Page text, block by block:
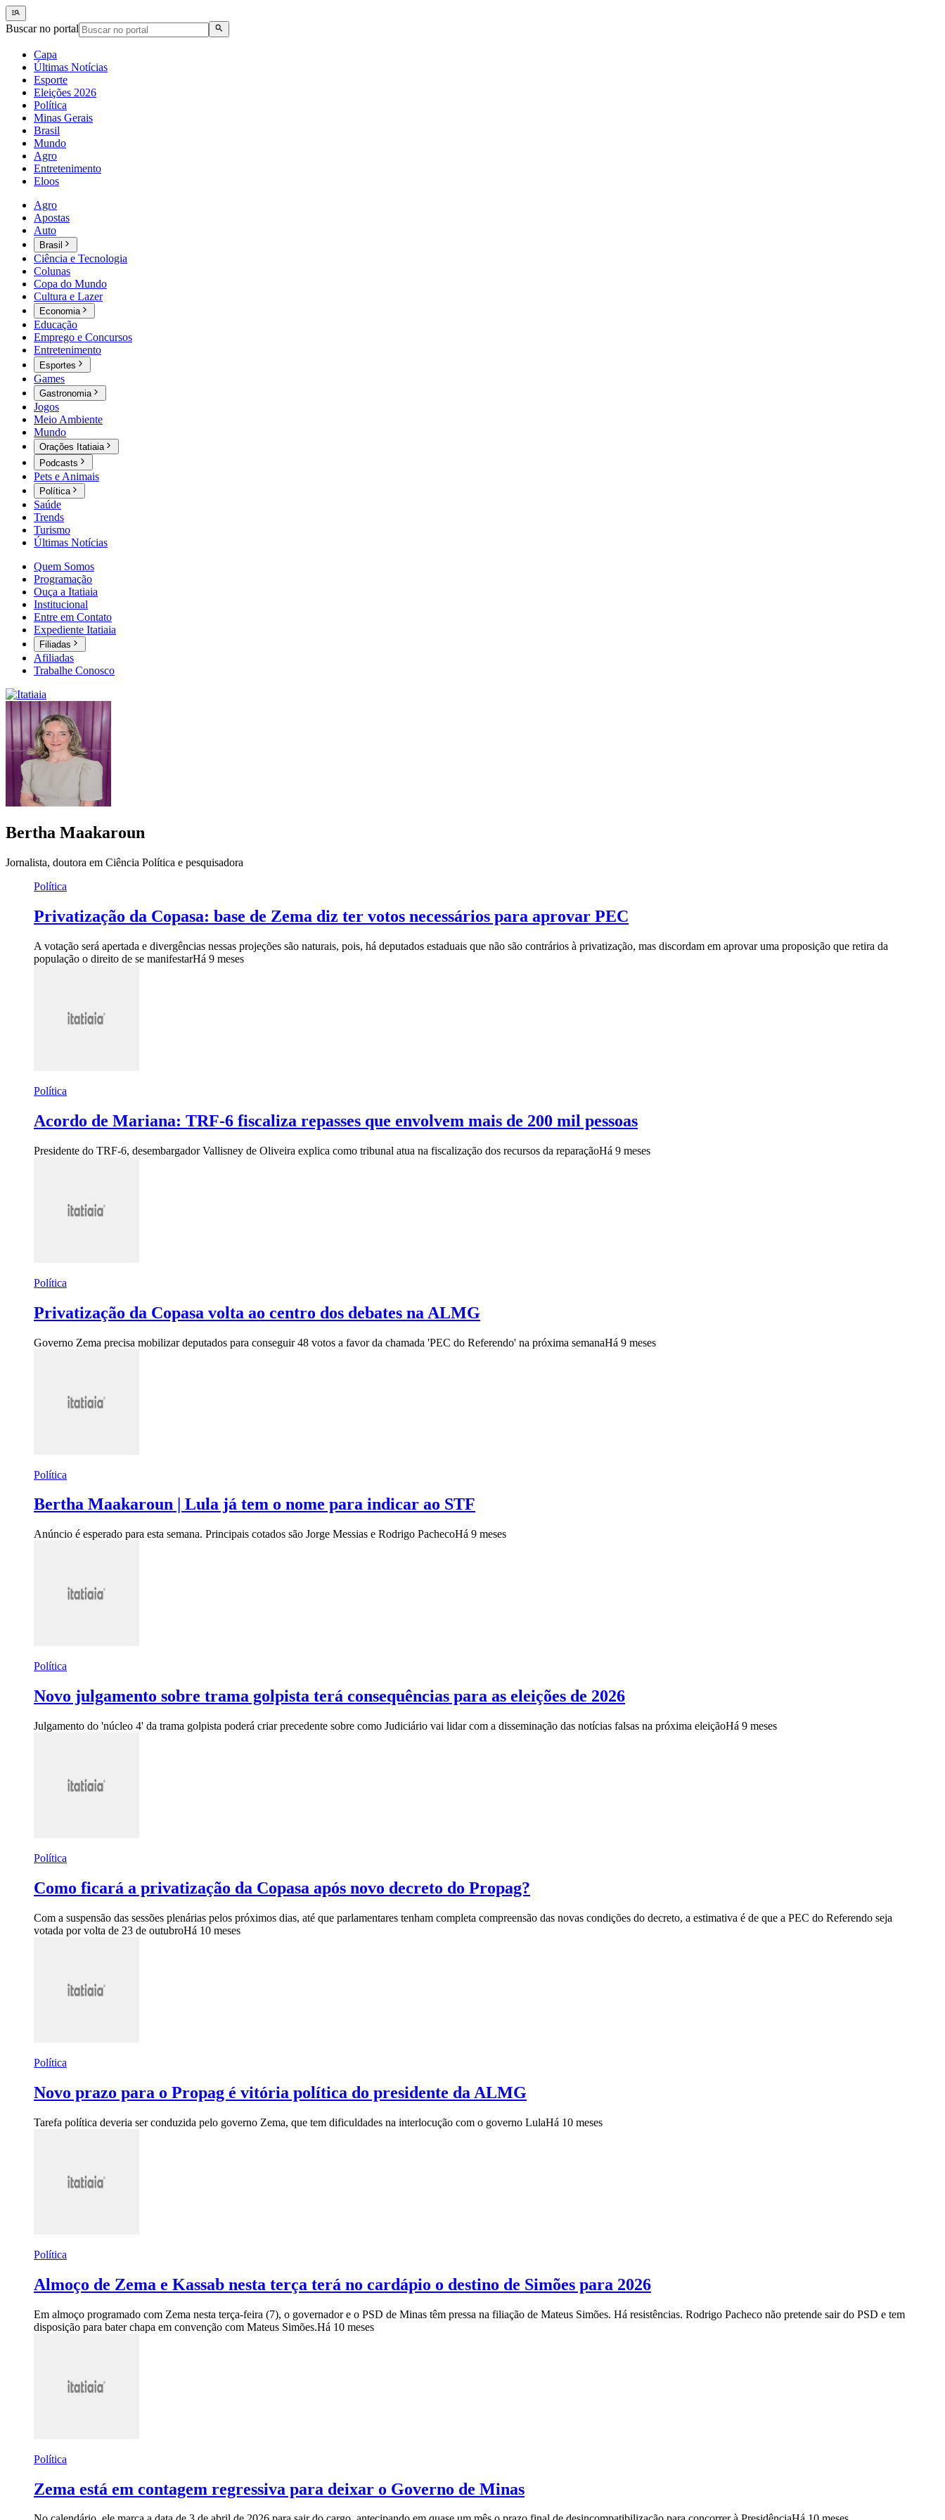
Buscar no portal
Capa
Últimas Notícias
Esporte
Eleições 2026
Política
Minas Gerais
Brasil
Mundo
Agro
Entretenimento
Eloos
Agro
Apostas
Auto
Brasil
Ciência e Tecnologia
Colunas
Copa do Mundo
Cultura e Lazer
Economia
Educação
Emprego e Concursos
Entretenimento
Esportes
Games
Gastronomia
Jogos
Meio Ambiente
Mundo
Orações Itatiaia
Podcasts
Pets e Animais
Política
Saúde
Trends
Turismo
Últimas Notícias
Quem Somos
Programação
Ouça a Itatiaia
Institucional
Entre em Contato
Expediente Itatiaia
Filiadas
Afiliadas
Trabalhe Conosco
Bertha Maakaroun
Jornalista, doutora em Ciência Política e pesquisadora
Política
Privatização da Copasa: base de Zema diz ter votos necessários para aprovar PEC
A votação será apertada e divergências nessas projeções são naturais, pois, há deputados estaduais que não são contrários à privatização, mas discordam em aprovar uma proposição que retira da
população o direito de se manifestarHá 9 meses
Política
Acordo de Mariana: TRF-6 fiscaliza repasses que envolvem mais de 200 mil pessoas
Presidente do TRF-6, desembargador Vallisney de Oliveira explica como tribunal atua na fiscalização dos recursos da reparaçãoHá 9 meses
Política
Privatização da Copasa volta ao centro dos debates na ALMG
Governo Zema precisa mobilizar deputados para conseguir 48 votos a favor da chamada 'PEC do Referendo' na próxima semanaHá 9 meses
Política
Bertha Maakaroun | Lula já tem o nome para indicar ao STF
Anúncio é esperado para esta semana. Principais cotados são Jorge Messias e Rodrigo PachecoHá 9 meses
Política
Novo julgamento sobre trama golpista terá consequências para as eleições de 2026
Julgamento do 'núcleo 4' da trama golpista poderá criar precedente sobre como Judiciário vai lidar com a disseminação das notícias falsas na próxima eleiçãoHá 9 meses
Política
Como ficará a privatização da Copasa após novo decreto do Propag?
Com a suspensão das sessões plenárias pelos próximos dias, até que parlamentares tenham completa compreensão das novas condições do decreto, a estimativa é de que a PEC do Referendo seja
votada por volta de 23 de outubroHá 10 meses
Política
Novo prazo para o Propag é vitória política do presidente da ALMG
Tarefa política deveria ser conduzida pelo governo Zema, que tem dificuldades na interlocução com o governo LulaHá 10 meses
Política
Almoço de Zema e Kassab nesta terça terá no cardápio o destino de Simões para 2026
Em almoço programado com Zema nesta terça-feira (7), o governador e o PSD de Minas têm pressa na filiação de Mateus Simões. Há resistências. Rodrigo Pacheco não pretende sair do PSD e tem
disposição para bater chapa em convenção com Mateus Simões.Há 10 meses
Política
Zema está em contagem regressiva para deixar o Governo de Minas